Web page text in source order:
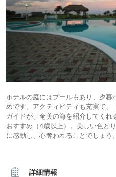
ホテルの庭にはプールもあり、夕
めです。アクティビティも充実で、
ガイドが、奄美の海を紹介してく
おすすめ（4歳以上）。美しい色と
に感動し、心奪われることでしょう。
詳細情報